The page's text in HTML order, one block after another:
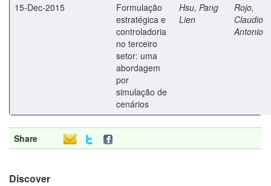
15-Dec-2015
Formulação
estratégica e
controladoria
no terceiro
setor: uma
abordagem
por
simulação de
cenários
Hsu, Pang
Lien
Rojo,
Claudio
Antonio
Share
Discover